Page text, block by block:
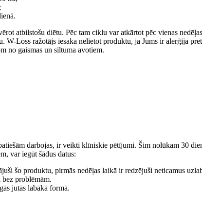
atbilstošu diētu. Pēc tam ciklu var atkārtot pēc vienas
Loss ražotājs iesaka nelietot produktu, ja Jums ir alerģija
no gaismas un siltuma avotiem.
darbojas, ir veikti klīniskie pētījumi. Šim nolūkam 30
var iegūt šādus datus:
šo produktu, pirmās nedēļas laikā ir redzējuši neticamus
problēmām.
jutās labākā formā.